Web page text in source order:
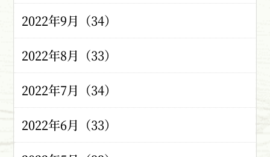
2022年9月（34）
2022年8月（33）
2022年7月（34）
2022年6月（33）